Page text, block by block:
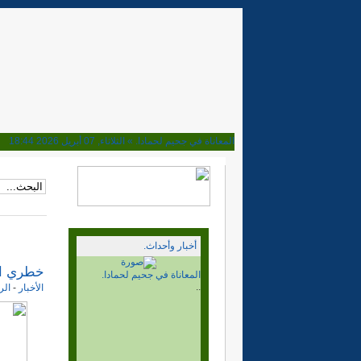
المعاناة في جحيم لحمادا. » الثلاثاء, 07 أبريل 2026 18:44
هل تحولت المخيمات مرتعا للعصابات. »
إلى اين نحن ذاهبون؟ بعد نصف قرن من المسيرة »السبت, 04 أكتوبر 2025 20:38
وأخيرا فهم الحمار، الجزائر والربوني يوافقون على الحكم
ابراهيم غالي وغباوة الوحدة الوطنية »الأحد, 06 أكتوبر 2024 22:32
ديميستورا في المخيمات والقضية تراوح مكانها. »
مهزلة وكذب القيادة الفاسدة »
الاثنين, 13 مايو 2024 18:04
أخبار وأحداث.
ماذا بعد قرار مجلس الامن.
..
خطري
الأخبار -